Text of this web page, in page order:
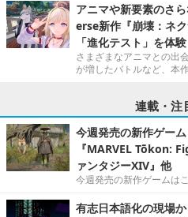
アニマや新要素のさ
erse新作『崩壊：ネ
「進化テスト」を体
さまざまなアニマとの出
が増したバトルなど、本
連載・注
今週発売の新作ゲー
『MARVEL Tōkon:
ァンタジーXIV』他
今週発売の新作ゲームはこ
有志日本語化の現場